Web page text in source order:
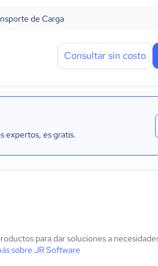
de Carga
Consultar sin costo
expertos, es gratis.
para dar soluciones a
sobre JR Software